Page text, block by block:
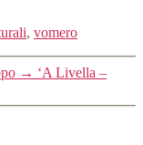
, vomero
→ ‘A Livella –